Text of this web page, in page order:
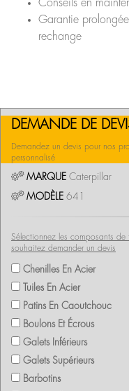
Conseils en
Garantie
rechange
DEMANDE DE
Demandez un devis pour nos
personnalisé
MARQUE Caterpillar
MODÈLE 641
Sélectionnez les composants de
souhaitez demander un devis
Chenilles En Acier
Tuiles En Acier
Patins En Caoutchouc
Boulons Et Écrous
Galets Inférieurs
Galets Supérieurs
Barbotins